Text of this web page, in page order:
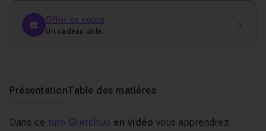
Offrir ce cours
Un cadeau utile.
PrésentationTable des matières
Dans ce tuto SketchUp en vidéo vous apprendrez